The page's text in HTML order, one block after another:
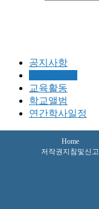
공지사항
교육활동
학교앨범
연간학사일정
Home
저작권지침및신고